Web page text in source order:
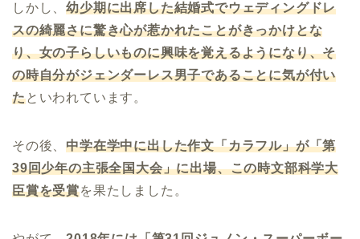
しかし、幼少期に出席した結婚式でウェディングドレ
スの綺麗さに驚き心が惹かれたことがきっかけとな
り、女の子らしいものに興味を覚えるようになり、そ
の時自分がジェンダーレス男子であることに気が付い
たといわれています。
その後、中学在学中に出した作文「カラフル」が「第
39回少年の主張全国大会」に出場、この時文部科学大
臣賞を受賞を果たしました。